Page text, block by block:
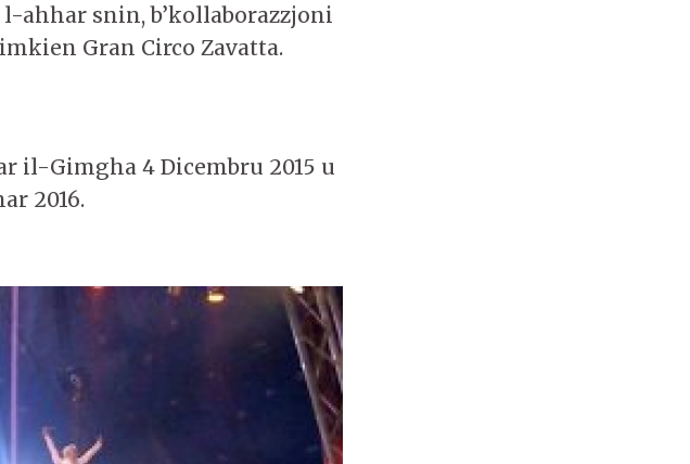
snin, b’kollaborazzjoni
Gran Circo Zavatta.
Gimgha 4 Dicembru 2015 u
2016.